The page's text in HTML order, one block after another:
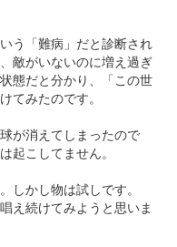
う「難病」だと診断され
敵がいないのに増え過ぎ
態だと分かり、「この世
てみたのです。
が消えてしまったので
起こしてません。
しかし物は試しです。
え続けてみようと思いま